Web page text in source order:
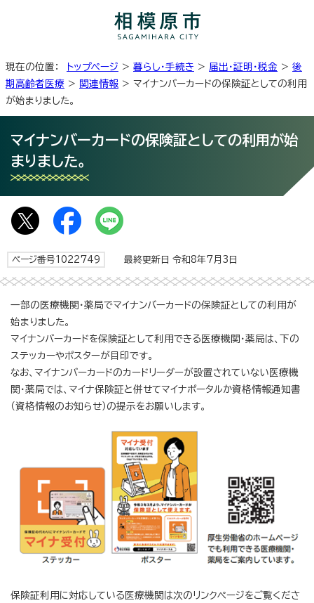
現在の位置： トップページ > 暮らし・手続き > 届出・証明・税金 > 後
期高齢者医療 > 関連情報 > マイナンバーカードの保険証としての利用
が始まりました。
マイナンバーカードの保険証としての利用が始
まりました。
ページ番号1022749 最終更新日 令和8年7月3日
一部の医療機関・薬局でマイナンバーカードの保険証としての利用が
始まりました。
マイナンバーカードを保険証として利用できる医療機関・薬局は、下の
ステッカーやポスターが目印です。
なお、マイナンバーカードのカードリーダーが設置されていない医療機
関・薬局では、マイナ保険証と併せてマイナポータルか資格情報通知書
（資格情報のお知らせ）の提示をお願いします。
保険証利用に対応している医療機関は次のリンクページをご覧くださ